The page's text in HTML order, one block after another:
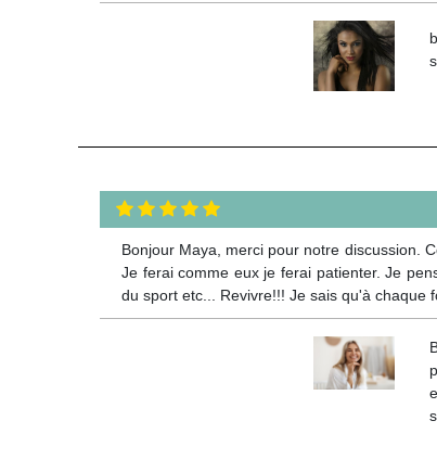
Bonjour Maya, merci pour notre discussion.
Je ferai comme eux je ferai patienter. Je
du sport etc... Revivre!!! Je sais qu'à chaque